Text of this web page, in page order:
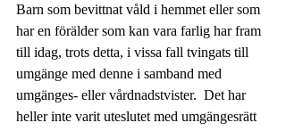
Barn som bevittnat våld i hemmet eller som
har en förälder som kan vara farlig har fram
till idag, trots detta, i vissa fall tvingats till
umgänge med denne i samband med
umgänges- eller vårdnadstvister.  Det har
heller inte varit uteslutet med umgängesrätt